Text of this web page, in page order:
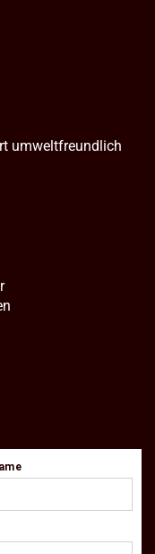
umweltfreundlich